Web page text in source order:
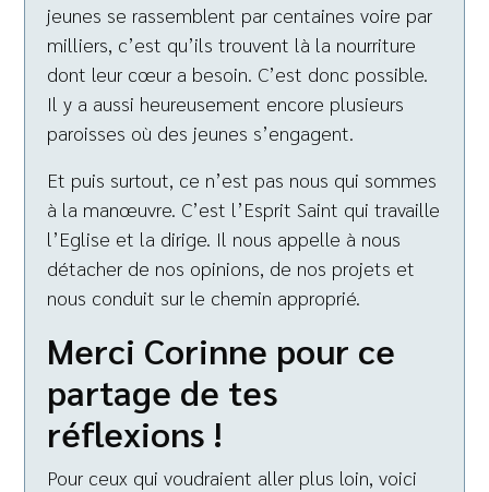
jeunes se rassemblent par centaines voire par
milliers, c’est qu’ils trouvent là la nourriture
dont leur cœur a besoin. C’est donc possible.
Il y a aussi heureusement encore plusieurs
paroisses où des jeunes s’engagent.
Et puis surtout, ce n’est pas nous qui sommes
à la manœuvre. C’est l’Esprit Saint qui travaille
l’Eglise et la dirige. Il nous appelle à nous
détacher de nos opinions, de nos projets et
nous conduit sur le chemin approprié.
Merci Corinne pour ce
partage de tes
réflexions !
Pour ceux qui voudraient aller plus loin, voici